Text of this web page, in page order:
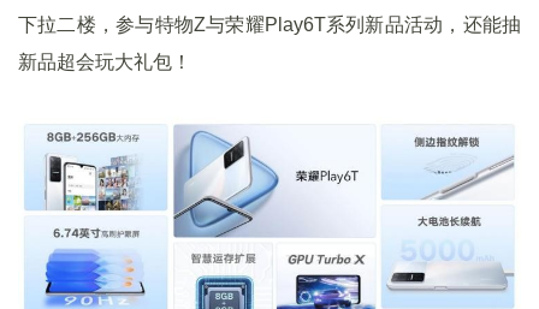
下拉二楼，参与特物Z与荣耀Play6T系列新品活动，还能抽
新品超会玩大礼包！